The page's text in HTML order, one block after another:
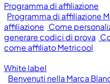
Programma di affiliazione
Programma di affiliazione
affiliazione Come
generare codici di prova
come affiliato Metricool
White label
Benvenuti nella Marca